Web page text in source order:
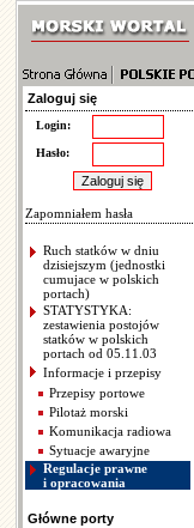
Zaloguj się
Login:
Hasło:
Zapomniałem hasła
Ruch statków w dniu
dzisiejszym (jednostki
cumujace w polskich
portach)
STATYSTYKA:
zestawienia postojów
statków w polskich
portach od 05.11.03
Informacje i przepisy
Przepisy portowe
Pilotaż morski
Komunikacja radiowa
Sytuacje awaryjne
Regulacje prawne
i opracowania
Główne porty